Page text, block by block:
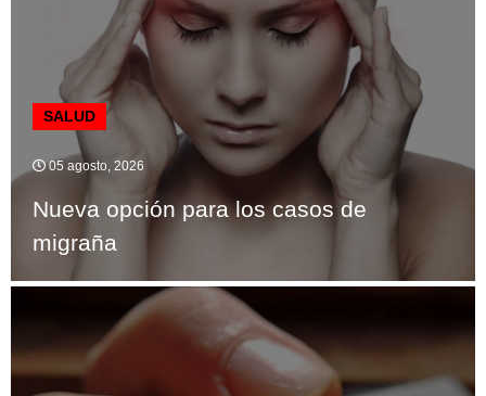
SALUD
05 agosto, 2026
Nueva opción para los casos de
migraña